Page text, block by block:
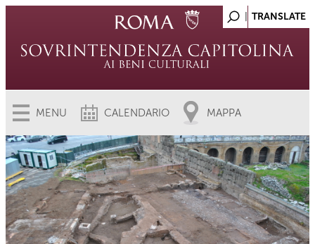
MENU CALENDARIO MAPPA